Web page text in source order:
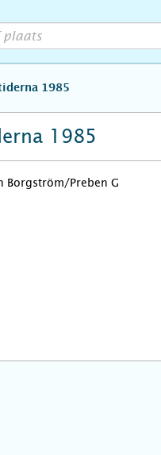
1985
1985
Borgström/Preben G